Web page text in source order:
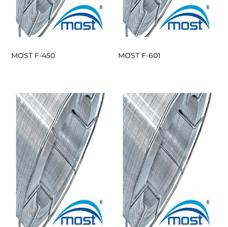
MOST F-450 MOST F-601